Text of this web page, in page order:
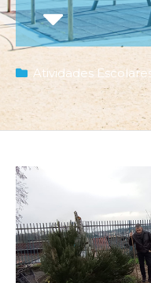
Atividades